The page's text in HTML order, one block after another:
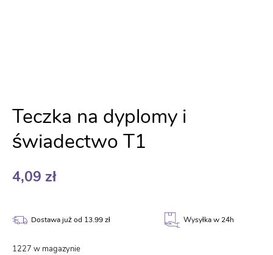
Teczka na dyplomy i
świadectwo T1
4,09 zł
Dostawa już od 13.99 zł Wysyłka w 24h
1227 w magazynie